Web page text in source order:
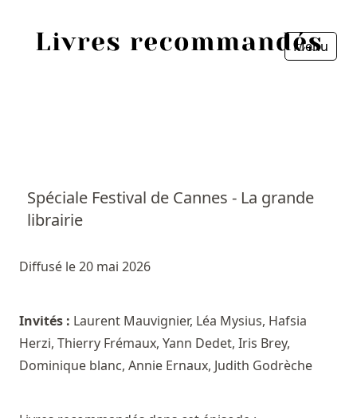
Menu
Spéciale Festival de Cannes - La grande
librairie
Diffusé le 20 mai 2026
Invités : Laurent Mauvignier, Léa Mysius, Hafsia
Herzi, Thierry Frémaux, Yann Dedet, Iris Brey,
Dominique blanc, Annie Ernaux, Judith Godrèche
Personnes
Livres
Prix littéraires
Fermer